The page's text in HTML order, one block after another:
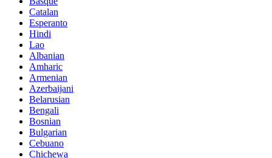
Catalan
Esperanto
Hindi
Lao
Albanian
Amharic
Armenian
Azerbaijani
Belarusian
Bengali
Bosnian
Bulgarian
Cebuano
Chichewa